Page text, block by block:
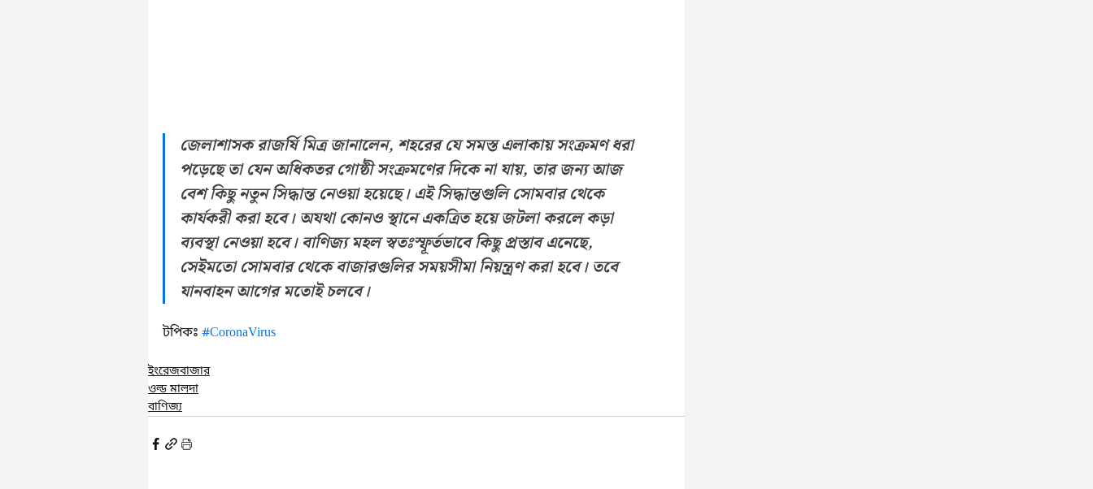
জেলাশাসক রাজর্ষি মিত্র জানালেন, শহরের যে সমস্ত এলাকায় সংক্রমণ ধরা
পড়েছে তা যেন অধিকতর গোষ্ঠী সংক্রমণের দিকে না যায়, তার জন্য আজ
বেশ কিছু নতুন সিদ্ধান্ত নেওয়া হয়েছে। এই সিদ্ধান্তগুলি সোমবার থেকে
কার্যকরী করা হবে। অযথা কোনও স্থানে একত্রিত হয়ে জটলা করলে কড়া
ব্যবস্থা নেওয়া হবে। বাণিজ্য মহল স্বতঃস্ফূর্তভাবে কিছু প্রস্তাব এনেছে,
সেইমতো সোমবার থেকে বাজারগুলির সময়সীমা নিয়ন্ত্রণ করা হবে। তবে
যানবাহন আগের মতোই চলবে।
টপিকঃ #CoronaVirus
ইংরেজবাজার
ওল্ড মালদা
বাণিজ্য